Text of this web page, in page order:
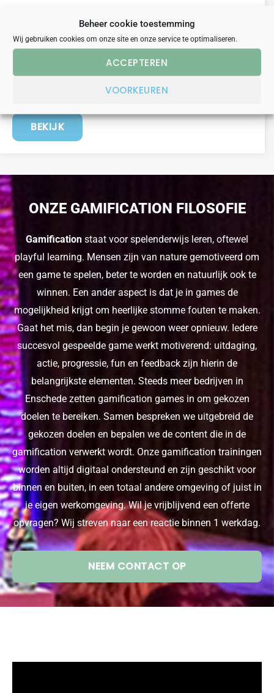
Beheer cookie toestemming
Wij gebruiken cookies om onze site en onze service te optimaliseren.
ACCEPTEREN
VOORKEUREN
teamgenoten de hersens kraken om de oplossing te
vinden, tikt de klok gestaag door. Overleg goed met je
teamgenoten hoe jullie tot de oplossing kunnen komen
BEKIJK
ONZE GAMIFICATION FILOSOFIE
Gamification staat voor spelenderwijs leren, oftewel
playful learning. Mensen zijn van nature gemotiveerd om
een game te spelen, beter te worden en natuurlijk ook te
winnen. Een ander aspect is dat je in games de
mogelijkheid krijgt om heerlijke stomme fouten te maken.
Gaat het mis, dan begin je gewoon weer opnieuw. Iedere
succesvol gespeelde game werkt motiverend: uitdaging,
actie, progressie, fun en feedback zijn hierin de
belangrijkste elementen. Steeds meer bedrijven in
Enschede zetten gamification games in om gekozen
doelen te bereiken. Samen bespreken we uitgebreid de
gekozen doelen en bepalen we de content die in de
gamification verwerkt wordt. Onze gamification trainingen
worden altijd digitaal ondersteund en zijn geschikt voor
binnen en buiten, in een totaal andere omgeving of juist in
je eigen werkomgeving. Wil je vrijblijvend een offerte
opvragen? Wij streven naar een reactie binnen 1 werkdag.
NEEM CONTACT OP